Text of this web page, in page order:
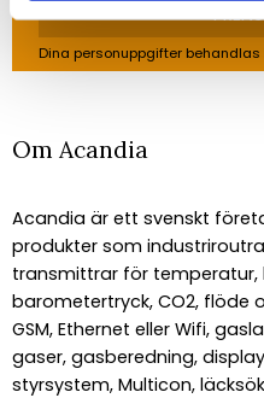
Dina personuppgifter
Om Acandia
Acandia är ett svenskt
produkter som
transmittrar för temperatur,
barometertryck, CO2, flöde
GSM, Ethernet eller Wifi,
gaser, gasberedning,
styrsystem, Multicon,